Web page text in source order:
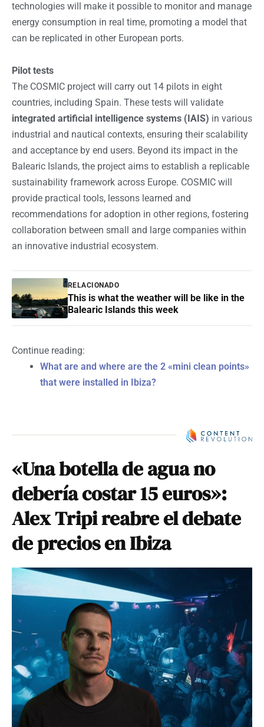
technologies will make it possible to monitor and manage
energy consumption in real time, promoting a model that
can be replicated in other European ports.
Pilot tests
The COSMIC project will carry out 14 pilots in eight
countries, including Spain. These tests will validate
integrated artificial intelligence systems (IAIS) in various
industrial and nautical contexts, ensuring their scalability
and acceptance by end users. Beyond its impact in the
Balearic Islands, the project aims to establish a replicable
sustainability framework across Europe. COSMIC will
provide practical tools, lessons learned and
recommendations for adoption in other regions, fostering
collaboration between small and large companies within
an innovative industrial ecosystem.
RELACIONADO
This is what the weather will be like in the
Balearic Islands this week
Continue reading:
What are and where are the 2 «mini clean points»
that were installed in Ibiza?
«Una botella de agua no
debería costar 15 euros»:
Alex Tripi reabre el debate
de precios en Ibiza